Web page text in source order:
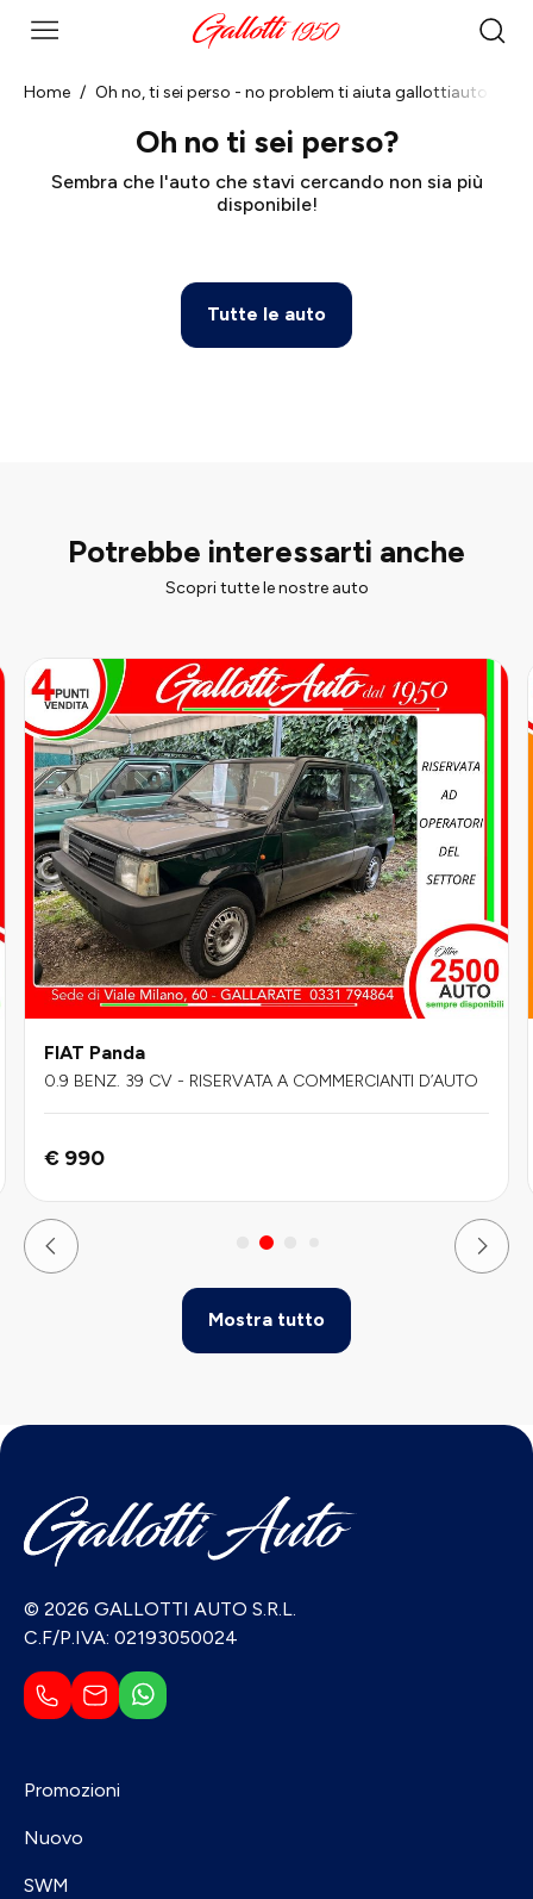
Home Oh no, ti sei perso - no problem ti aiuta gallottiauto.it
Oh no ti sei perso?
Sembra che l'auto che stavi cercando non sia più
disponibile!
Tutte le auto
Potrebbe interessarti anche
Scopri tutte le nostre auto
FIAT Panda
0.9 BENZ. 39 CV - RISERVATA A COMMERCIANTI D’AUTO
€ 990
Mostra tutto
© 2026 GALLOTTI AUTO S.R.L.
C.F/P.IVA: 02193050024
Promozioni
Nuovo
SWM